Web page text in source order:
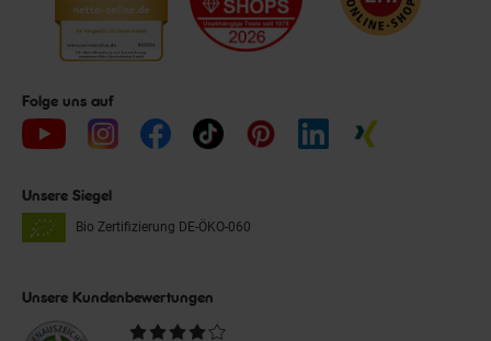
Folge uns auf
Unsere Siegel
Bio Zertifizierung DE-ÖKO-060
Unsere Kundenbewertungen
Durchschnittliche